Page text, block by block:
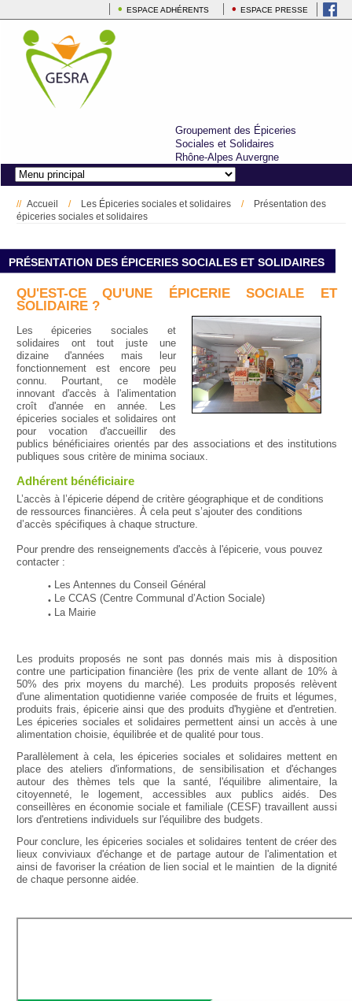
ESPACE ADHÉRENTS ESPACE PRESSE
Groupement des Épiceries
Sociales et Solidaires
Rhône-Alpes Auvergne
Vous êtes ici
Accueil / Les Épiceries sociales et solidaires /
Présentation des
épiceries sociales et solidaires
PRÉSENTATION DES ÉPICERIES SOCIALES ET SOLIDAIRES
QU'EST-CE QU'UNE ÉPICERIE SOCIALE ET
SOLIDAIRE ?
Les épiceries sociales et
solidaires ont tout juste une
dizaine d'années mais leur
fonctionnement est encore peu
connu. Pourtant, ce modèle
innovant d'accès à l'alimentation
croît d'année en année. Les
épiceries sociales et solidaires ont
pour vocation d'accueillir des
publics bénéficiaires orientés par des associations et des institutions
publiques sous critère de minima sociaux.
Adhérent bénéficiaire
L’accès à l’épicerie dépend de critère géographique et de conditions
de ressources financières. À cela peut s’ajouter des conditions
d’accès spécifiques à chaque structure.
Pour prendre des renseignements d'accès à l'épicerie, vous pouvez
contacter :
Les Antennes du Conseil Général
Le CCAS (Centre Communal d’Action Sociale)
La Mairie
Les produits proposés ne sont pas donnés mais mis à disposition
contre une participation financière (les prix de vente allant de 10% à
50% des prix moyens du marché). Les produits proposés relèvent
d'une alimentation quotidienne variée composée de fruits et légumes,
produits frais, épicerie ainsi que des produits d'hygiène et d'entretien.
Les épiceries sociales et solidaires permettent ainsi un accès à une
alimentation choisie, équilibrée et de qualité pour tous.
Parallèlement à cela, les épiceries sociales et solidaires mettent en
place des ateliers d'informations, de sensibilisation et d'échanges
autour des thèmes tels que la santé, l'équilibre alimentaire, la
citoyenneté, le logement, accessibles aux publics aidés. Des
conseillères en économie sociale et familiale (CESF) travaillent aussi
lors d'entretiens individuels sur l'équilibre des budgets.
Pour conclure, les épiceries sociales et solidaires tentent de créer des
lieux conviviaux d'échange et de partage autour de l'alimentation et
ainsi de favoriser la création de lien social et le maintien de la dignité
de chaque personne aidée.